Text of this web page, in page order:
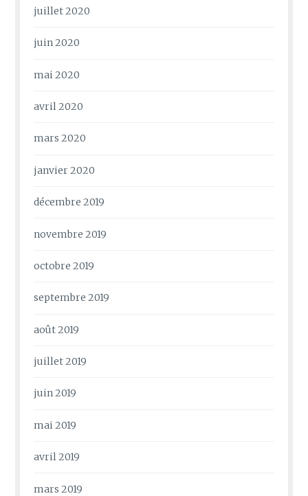
juillet 2020
juin 2020
mai 2020
avril 2020
mars 2020
janvier 2020
décembre 2019
novembre 2019
octobre 2019
septembre 2019
août 2019
juillet 2019
juin 2019
mai 2019
avril 2019
mars 2019